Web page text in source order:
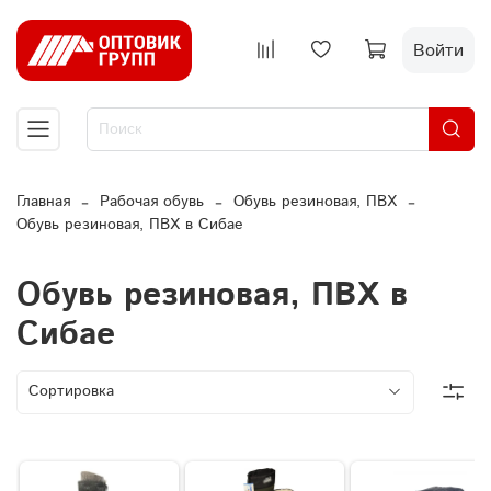
Войти
Главная Рабочая обувь
Обувь резиновая, ПВХ
Обувь резиновая, ПВХ в Сибае
Обувь резиновая, ПВХ в
Сибае